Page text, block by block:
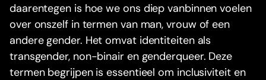
daarentegen is hoe we ons diep vanbinnen voelen
over onszelf in termen van man, vrouw of een
andere gender. Het omvat identiteiten als
transgender, non-binair en genderqueer. Deze
termen begrijpen is essentieel om inclusiviteit en